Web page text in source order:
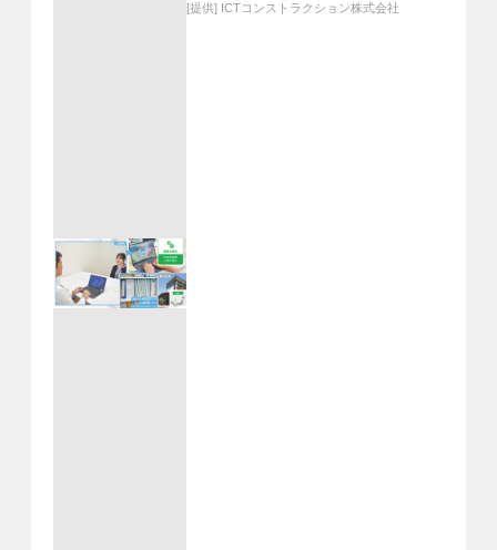
[提供] ICTコンストラクション株式会社